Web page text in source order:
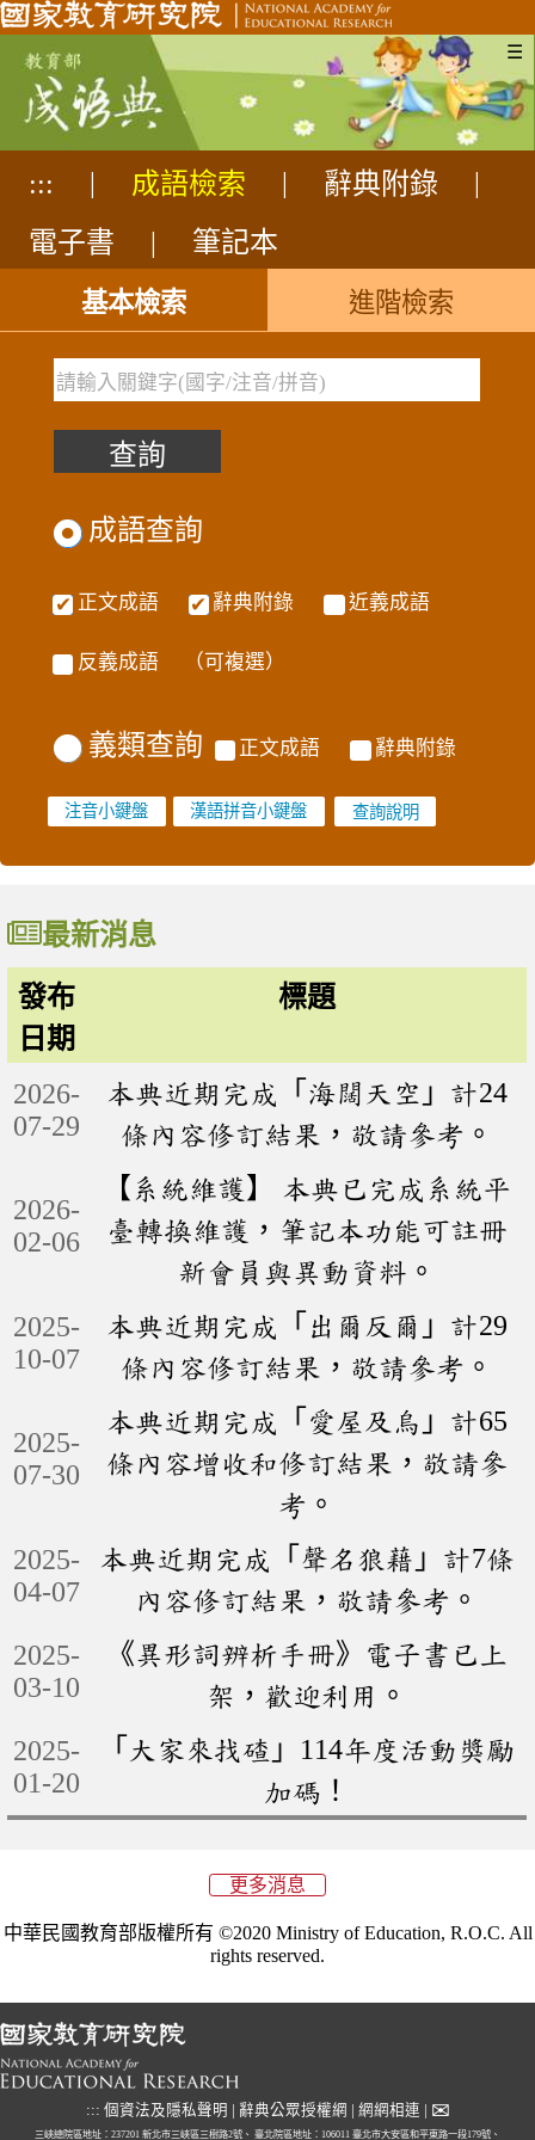
☰
成語查詢
::: 成語檢索 辭典附錄
電子書
| 筆記本
基本檢索 進階檢索
成語查詢
正文成語 辭典附錄 近義成語
反義成語 （可複選）
義類查詢 正文成語 辭典附錄
注音小鍵盤 漢語拼音小鍵盤
最新消息
發布
日期
標題
2026-
07-29
本典近期完成「海闊天空」計24
條內容修訂結果，敬請參考。
2026-
02-06
【系統維護】 本典已完成系統平
臺轉換維護，筆記本功能可註冊
新會員與異動資料。
2025-
10-07
本典近期完成「出爾反爾」計29
條內容修訂結果，敬請參考。
2025-
07-30
本典近期完成「愛屋及烏」計65
條內容增收和修訂結果，敬請參
考。
2025-
04-07
本典近期完成「聲名狼藉」計7條
內容修訂結果，敬請參考。
2025-
03-10
《異形詞辨析手冊》電子書已上
架，歡迎利用。
2025-
01-20
「大家來找碴」114年度活動獎勵
加碼！
更多消息
中華民國教育部版權所有 ©2020 Ministry of Education, R.O.C. All
rights reserved.
::: 個資法及隱私聲明 | 辭典公眾授權網 | 網網相連 | ✉
三峽總院區地址：237201 新北市三峽區三樹路2號、 臺北院區地址：106011 臺北市大安區和平東路一段179號、